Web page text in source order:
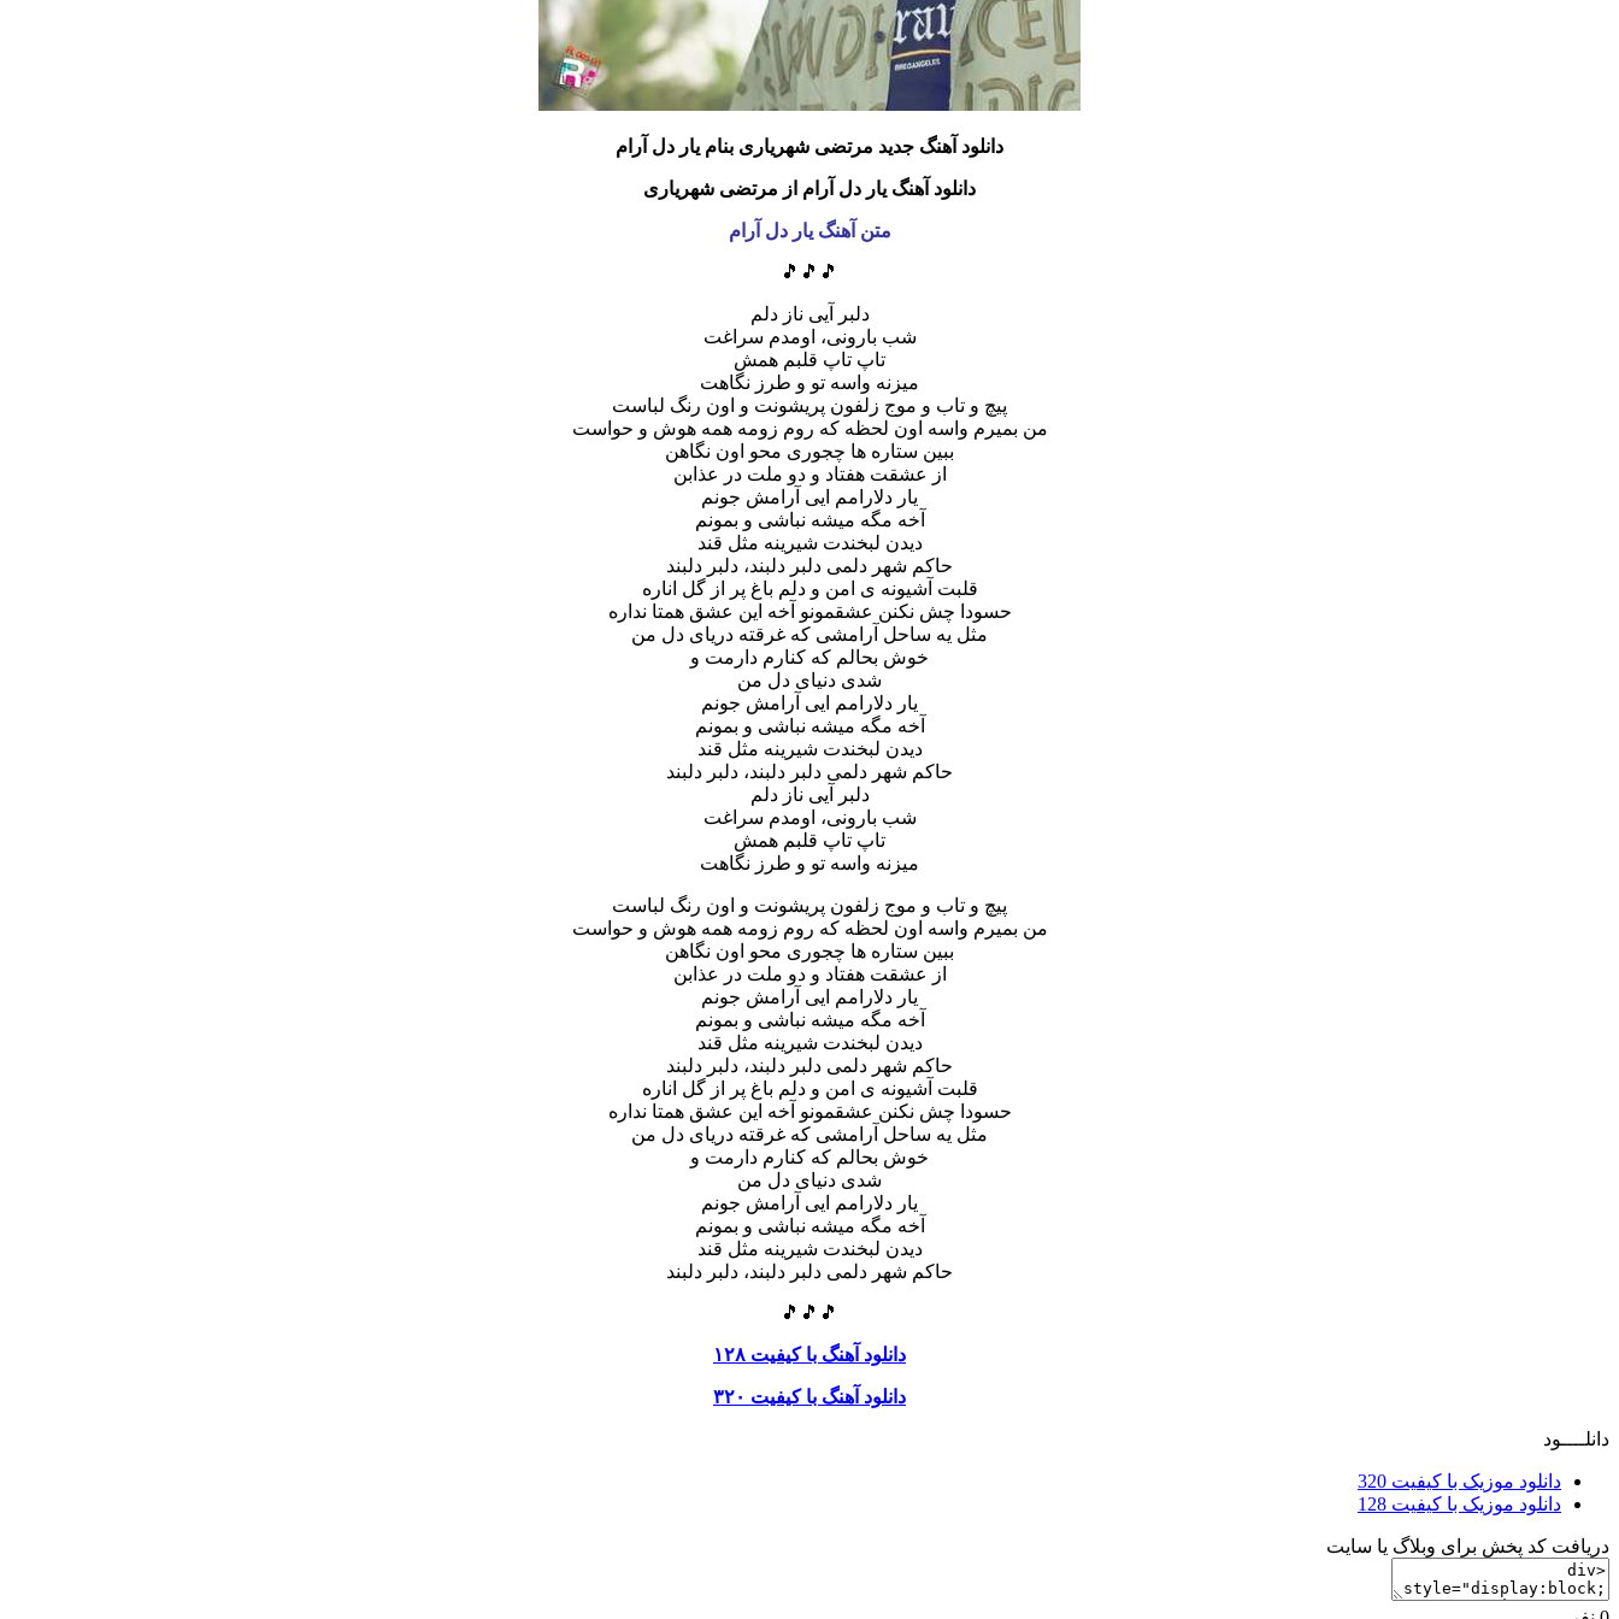
دانلود آهنگ جدید مرتضی شهریاری بنام یار دل آرام
دانلود آهنگ یار دل آرام از مرتضی شهریاری
متن آهنگ یار دل آرام
🎵🎵🎵
دلبر آیی ناز دلم
شب بارونی، اومدم سراغت
تاپ تاپ قلبم همش
میزنه واسه تو و طرز نگاهت
پیچ و تاب و موج زلفون پریشونت و اون رنگ لباست
من بمیرم واسه اون لحظه که روم زومه همه هوش و حواست
ببین ستاره ها چجوری محو اون نگاهن
از عشقت هفتاد و دو ملت در عذابن
یار دلارامم ایی آرامش جونم
آخه مگه میشه نباشی و بمونم
دیدن لبخندت شیرینه مثل قند
حاکم شهر دلمی دلبر دلبند، دلبر دلبند
قلبت آشیونه ی امن و دلم باغ پر از گل اناره
حسودا چش نکنن عشقمونو آخه این عشق همتا نداره
مثل یه ساحل آرامشی که غرقته دریای دل من
خوش بحالم که کنارم دارمت و
شدی دنیای دل من
یار دلارامم ایی آرامش جونم
آخه مگه میشه نباشی و بمونم
دیدن لبخندت شیرینه مثل قند
حاکم شهر دلمی دلبر دلبند، دلبر دلبند
دلبر آیی ناز دلم
شب بارونی، اومدم سراغت
تاپ تاپ قلبم همش
میزنه واسه تو و طرز نگاهت
پیچ و تاب و موج زلفون پریشونت و اون رنگ لباست
من بمیرم واسه اون لحظه که روم زومه همه هوش و حواست
ببین ستاره ها چجوری محو اون نگاهن
از عشقت هفتاد و دو ملت در عذابن
یار دلارامم ایی آرامش جونم
آخه مگه میشه نباشی و بمونم
دیدن لبخندت شیرینه مثل قند
حاکم شهر دلمی دلبر دلبند، دلبر دلبند
قلبت آشیونه ی امن و دلم باغ پر از گل اناره
حسودا چش نکنن عشقمونو آخه این عشق همتا نداره
مثل یه ساحل آرامشی که غرقته دریای دل من
خوش بحالم که کنارم دارمت و
شدی دنیای دل من
یار دلارامم ایی آرامش جونم
آخه مگه میشه نباشی و بمونم
دیدن لبخندت شیرینه مثل قند
حاکم شهر دلمی دلبر دلبند، دلبر دلبند
🎵🎵🎵
دانلود آهنگ با کیفیت ۱۲۸
دانلود آهنگ با کیفیت ۳۲۰
دانلــــود
دانلود موزیک با کیفیت 320
دانلود موزیک با کیفیت 128
دریافت کد پخش برای وبلاگ یا سایت